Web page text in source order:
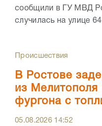
сообщили в ГУ МВД
случилась на улице
Происшествия
В Ростове
из
фургона с
05.08.2026 14:52